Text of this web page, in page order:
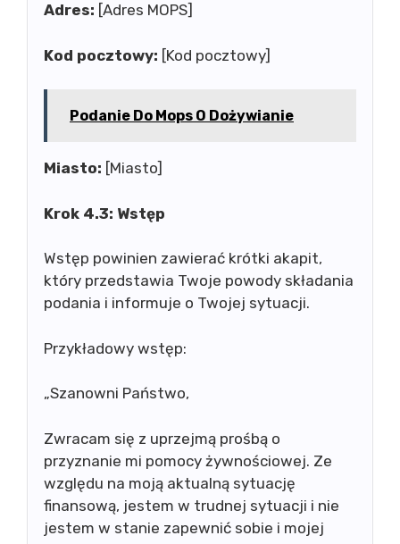
Adres: [Adres MOPS]
Kod pocztowy: [Kod pocztowy]
Podanie Do Mops O Dożywianie
Miasto: [Miasto]
Krok 4.3: Wstęp
Wstęp powinien zawierać krótki akapit,
który przedstawia Twoje powody składania
podania i informuje o Twojej sytuacji.
Przykładowy wstęp:
„Szanowni Państwo,
Zwracam się z uprzejmą prośbą o
przyznanie mi pomocy żywnościowej. Ze
względu na moją aktualną sytuację
finansową, jestem w trudnej sytuacji i nie
jestem w stanie zapewnić sobie i mojej